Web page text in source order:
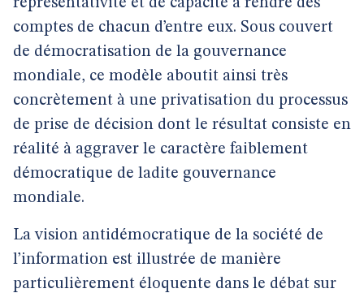
représentativité et de capacité à rendre des
comptes de chacun d’entre eux. Sous couvert
de démocratisation de la gouvernance
mondiale, ce modèle aboutit ainsi très
concrètement à une privatisation du processus
de prise de décision dont le résultat consiste en
réalité à aggraver le caractère faiblement
démocratique de ladite gouvernance
mondiale.
La vision antidémocratique de la société de
l’information est illustrée de manière
particulièrement éloquente dans le débat sur